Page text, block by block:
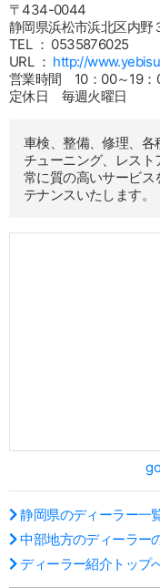
〒434-0044
静岡県浜松市浜北区内野
TEL ： 0535876025
URL ： http://
営業時間 10：00～19：
定休日 毎週火曜日
車検、整備、修理、各
チューニング、レスト
常に質の高いサービ
テナンスいたします。
静岡県のディーラー一
中部地方のディーラー
ディーラー紹介トップ